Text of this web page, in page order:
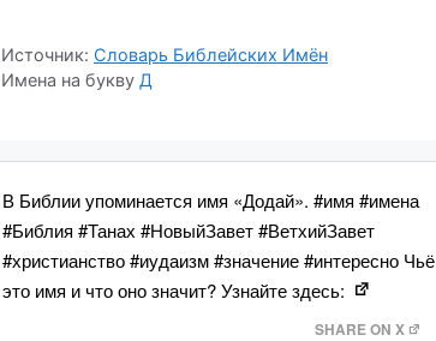
Источник: Словарь Библейских Имён
Имена на букву Д
В Библии упоминается имя «Додай». #имя #имена
#Библия #Танах #НовыйЗавет #ВетхийЗавет
#христианство #иудаизм #значение #интересно Чьё
это имя и что оно значит? Узнайте здесь:
SHARE ON X